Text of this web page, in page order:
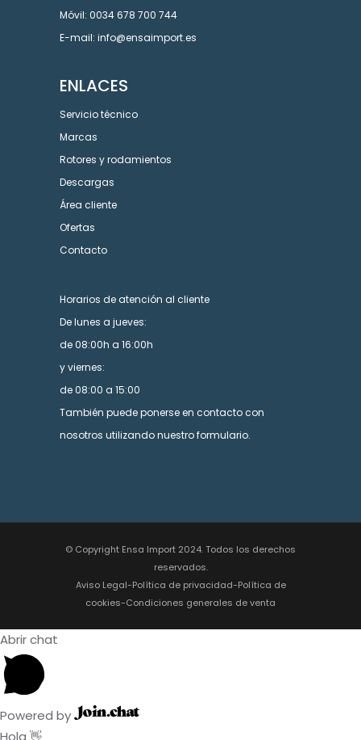
Móvil: 0034 678 700 744
E-mail: info@ensaimport.es
ENLACES
Servicio técnico
Marcas
Rotores y rodamientos
Descargas
Área cliente
Ofertas
Contacto
Horarios de atención al cliente
De lunes a jueves:
de 08:00h a 16:00h
y viernes:
de 08:00 a 15:00
También puede ponerse en contacto con
nosotros utilizando nuestro formulario.
© Copyright Ensa Import 2024. Todos los derechos
reservados.
Aviso Legal-Política de privacidad-Política de
cookies-Condiciones generales de venta
Abrir chat
Powered by
Hola 👋